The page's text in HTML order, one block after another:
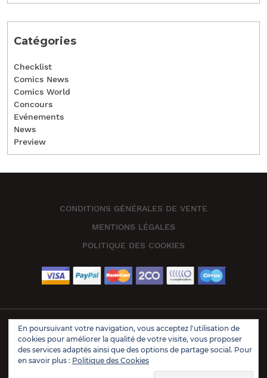
Catégories
Checklist
Comics News
Comics World
Concours
Evénements
News
Preview
CONDITIONS GÉNÉRALES DE VENTE
MENTIONS LÉGALES
POLITIQUE DES COOKIES
Book Store Wordpress Theme 2021 | All Rights Reserved.
Design & Developed byVW Themes
En poursuivant votre navigation, vous acceptez l'utilisation de
cookies pour améliorer la qualité de votre visite, vous proposer
des services adaptés ainsi que des options de partage social. Pour
en savoir plus : Politique des Cookies